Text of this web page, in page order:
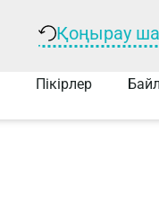
Қоңырау
Пікірлер